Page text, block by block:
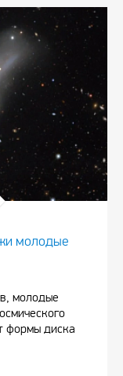
молодые
молодые
формы диска